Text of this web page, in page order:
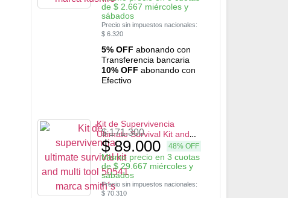
de $2.667 miércoles y
sábados
Precio sin impuestos nacionales:
$6.320
5% OFF abonando con
Transferencia bancaria
10% OFF abonando con
Efectivo
Kit de Supervivencia
Ultimate Survival Kit and
Multi-Tool 50541 marca
Smith´s
$171.300
$89.000 48% OFF
Mismo precio en 3 cuotas
de$29.667 miércoles y
sábados
Precio sin impuestos nacionales:
$70.310